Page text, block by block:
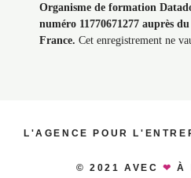
Organisme de formation
numéro 11770671277 auprès
France. Cet enregistrement ne
L'AGENCE POUR
© 2021 AVEC❤ À